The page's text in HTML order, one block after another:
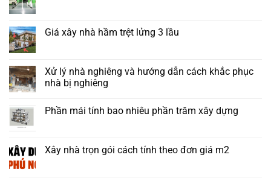
Giá xây nhà hầm trệt lửng 3 lầu
Xử lý nhà nghiêng và hướng dẫn cách khắc phục
nhà bị nghiêng
Phần mái tính bao nhiêu phần trăm xây dựng
Xây nhà trọn gói cách tính theo đơn giá m2